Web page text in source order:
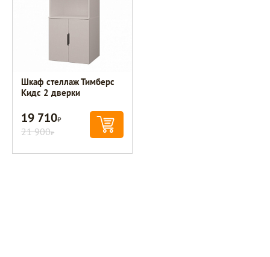
Шкаф стеллаж Тимберс
Кидс 2 дверки
19 710Р
21 900Р